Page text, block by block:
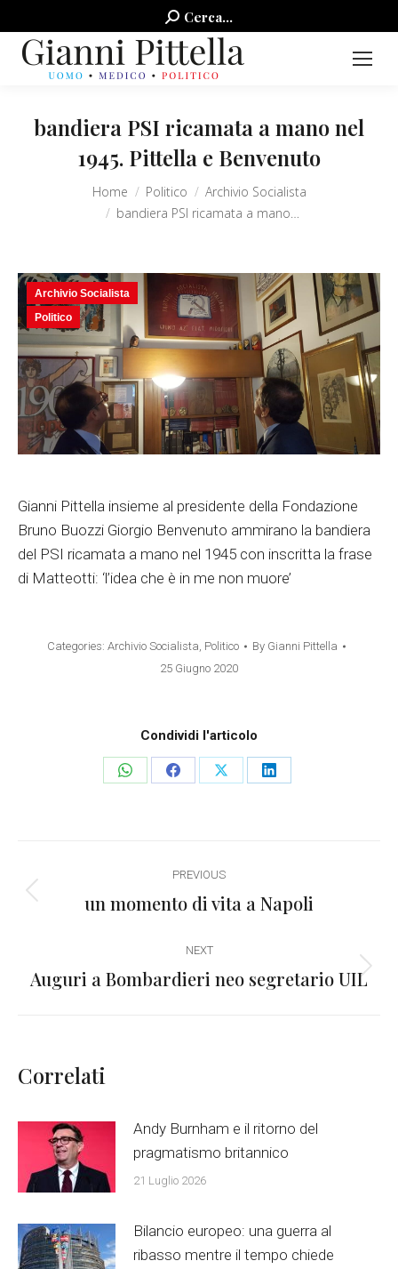
Search:
Cerca...
bandiera PSI ricamata a mano nel
1945. Pittella e Benvenuto
You are here:Home Politico
Archivio Socialista
bandiera PSI ricamata a mano…
Archivio Socialista
Politico
Gianni Pittella insieme al presidente della Fondazione
Bruno Buozzi Giorgio Benvenuto ammirano la bandiera
del PSI ricamata a mano nel 1945 con inscritta la frase
di Matteotti: ‘l’idea che è in me non muore’
Categories: Archivio Socialista, Politico By Gianni Pittella
25 Giugno 2020
Condividi l'articolo
Share
Share
Share
Share
navigation
PREVIOUS
Previous
un momento di vita a Napoli
NEXT
Next
Auguri a Bombardieri neo segretario UIL
Correlati
Andy Burnham e il ritorno del
pragmatismo britannico
21 Luglio 2026
Bilancio europeo: una guerra al
ribasso mentre il tempo chiede